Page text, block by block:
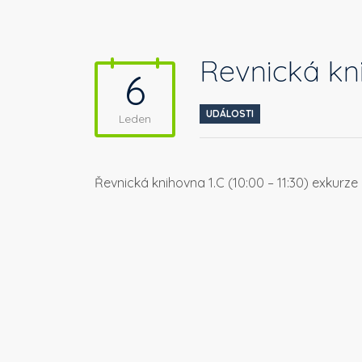
6
Leden
Řevnická
UDÁLOSTI
Řevnická knihovna 1.C (10:00 – 11:30) exkurze